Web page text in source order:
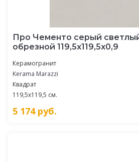
Про Чементо серый
обрезной 119,5x119,5x0,9
Керамогранит
Kerama Marazzi
Квадрат
119,5x119,5 см.
5 174руб.